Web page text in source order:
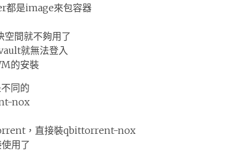
都是image來包容器
間就不夠用了
就無法登入
的安裝
同的
nox
，直接裝qbittorrent-nox
用了